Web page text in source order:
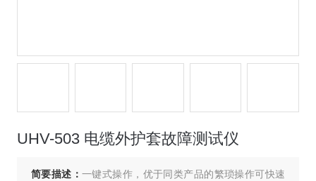
UHV-503 电缆外护套故障测试仪
简要描述：一键式操作，优于同类产品的繁琐操作可快速